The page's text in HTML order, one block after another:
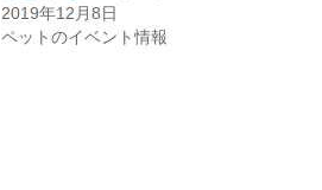
2019年12月8日
ペットのイベント情報